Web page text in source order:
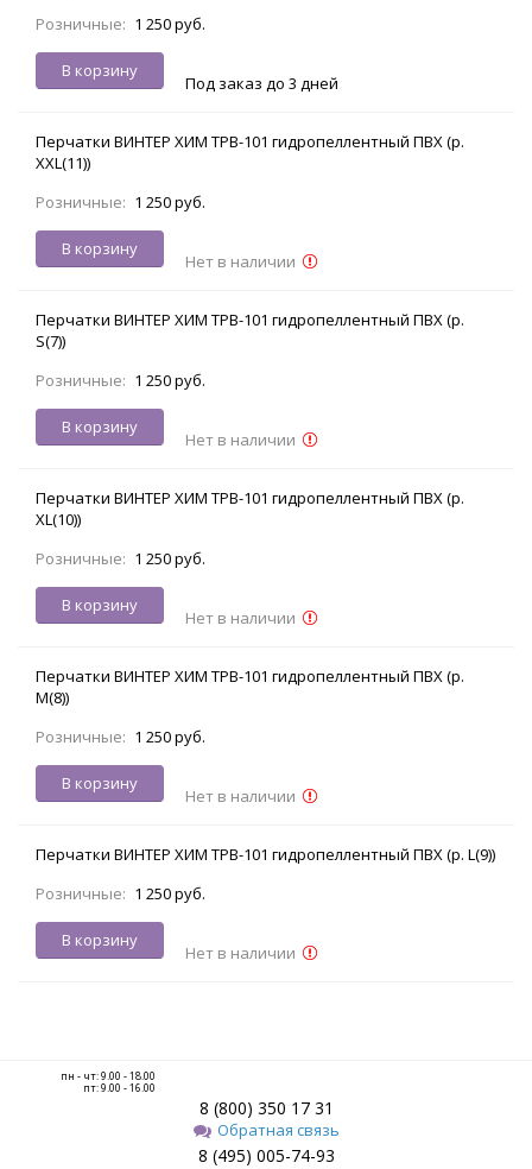
Розничные: 1 250 руб.
В корзину
Под заказ до 3 дней
Перчатки ВИНТЕР ХИМ TPB-101 гидропеллентный ПВХ (р.
XXL(11))
Розничные: 1 250 руб.
В корзину
Нет в наличии
Перчатки ВИНТЕР ХИМ TPB-101 гидропеллентный ПВХ (р.
S(7))
Розничные: 1 250 руб.
В корзину
Нет в наличии
Перчатки ВИНТЕР ХИМ TPB-101 гидропеллентный ПВХ (р.
XL(10))
Розничные: 1 250 руб.
В корзину
Нет в наличии
Перчатки ВИНТЕР ХИМ TPB-101 гидропеллентный ПВХ (р.
M(8))
Розничные: 1 250 руб.
В корзину
Нет в наличии
Перчатки ВИНТЕР ХИМ TPB-101 гидропеллентный ПВХ (р. L(9))
Розничные: 1 250 руб.
В корзину
Нет в наличии
пн - чт: 9.00 - 18.00
пт: 9.00 - 16.00
8 (800) 350 17 31
Обратная связь
8 (495) 005-74-93